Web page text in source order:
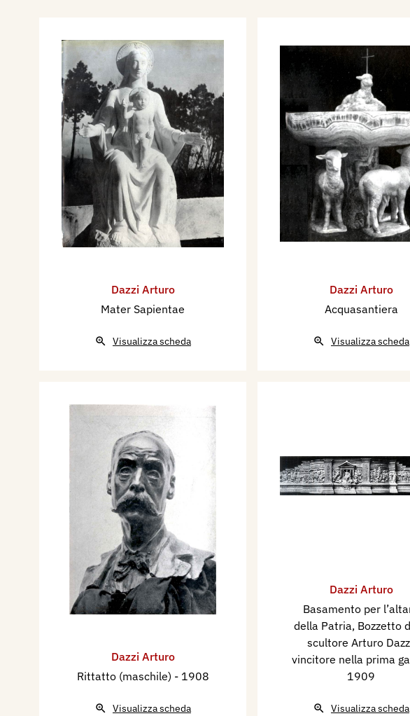
Dazzi Arturo
Mater Sapientae
Visualizza scheda
Dazzi Arturo
Acquasantiera
Visualizza scheda
Dazzi Arturo
Rittatto (maschile) - 1908
Visualizza scheda
Dazzi Arturo
Basamento per
della Patria, Bozzetto
scultore Arturo
vincitore nella prima
1909
Visualizza scheda